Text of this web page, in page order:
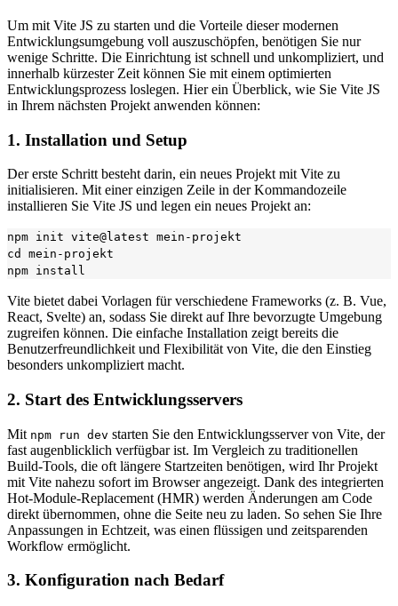
Um mit Vite JS zu starten und die Vorteile dieser modernen
Entwicklungsumgebung voll auszuschöpfen, benötigen Sie nur
wenige Schritte. Die Einrichtung ist schnell und unkompliziert, und
innerhalb kürzester Zeit können Sie mit einem optimierten
Entwicklungsprozess loslegen. Hier ein Überblick, wie Sie Vite JS
in Ihrem nächsten Projekt anwenden können:
1. Installation und Setup
Der erste Schritt besteht darin, ein neues Projekt mit Vite zu
initialisieren. Mit einer einzigen Zeile in der Kommandozeile
installieren Sie Vite JS und legen ein neues Projekt an:
npm init vite@latest mein-projekt
cd mein-projekt
Vite bietet dabei Vorlagen für verschiedene Frameworks (z. B. Vue,
React, Svelte) an, sodass Sie direkt auf Ihre bevorzugte Umgebung
zugreifen können. Die einfache Installation zeigt bereits die
Benutzerfreundlichkeit und Flexibilität von Vite, die den Einstieg
besonders unkompliziert macht.
2. Start des Entwicklungsservers
Mit npm run dev starten Sie den Entwicklungsserver von Vite, der
fast augenblicklich verfügbar ist. Im Vergleich zu traditionellen
Build-Tools, die oft längere Startzeiten benötigen, wird Ihr Projekt
mit Vite nahezu sofort im Browser angezeigt. Dank des integrierten
Hot-Module-Replacement (HMR) werden Änderungen am Code
direkt übernommen, ohne die Seite neu zu laden. So sehen Sie Ihre
Anpassungen in Echtzeit, was einen flüssigen und zeitsparenden
Workflow ermöglicht.
3. Konfiguration nach Bedarf